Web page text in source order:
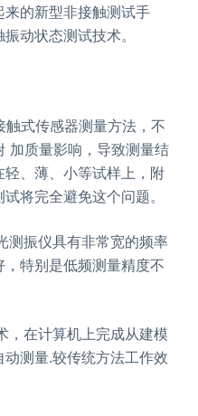
的新型非接触测试手
动状态测试技术。
触式传感器测量方法，不
加质量影响，导致测量结
、薄、小等试样上，附
将完全避免这个问题。
测振仪具有非常宽的频率
特别是低频测量精度不
，在计算机上完成从建模
测量.较传统方法工作效